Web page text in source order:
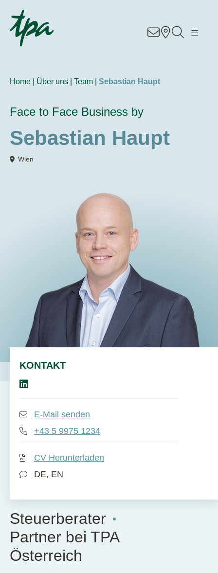
Knowhow
Branchen
Über Uns
Karriere
Home | Über uns | Team | Sebastian Haupt
Face to Face Business by
Sebastian Haupt
Wien
KONTAKT
E-Mail senden
+43 5 9975 1234
CV Herunterladen
DE, EN
Steuerberater
Partner bei TPA
Österreich